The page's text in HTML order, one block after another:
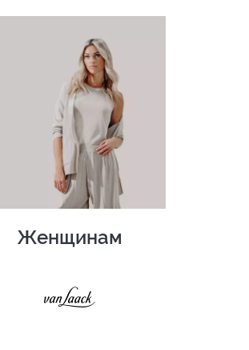
Женщинам